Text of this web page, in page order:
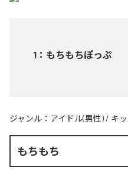
1 ： もちもちぽっぷ
ジャンル： アイドル(男性) / キ
もちもち